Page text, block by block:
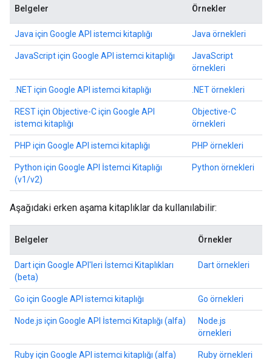
Belgeler Örnekler
Java için Google API istemci kitaplığı Java örnekleri
JavaScript için Google API istemci kitaplığı
JavaScript
örnekleri
.NET için Google API istemci kitaplığı .NET örnekleri
REST için Objective-C için Google API
istemci kitaplığı
Objective-C
örnekleri
PHP için Google API istemci kitaplığı PHP örnekleri
Python için Google API İstemci Kitaplığı
(v1/v2)
Python örnekleri
Aşağıdaki erken aşama kitaplıklar da kullanılabilir:
Belgeler Örnekler
Dart için Google API'leri İstemci Kitaplıkları
(beta)
Dart örnekleri
Go için Google API istemci kitaplığı Go örnekleri
Node.js için Google API İstemci Kitaplığı (alfa)
Node.js
örnekleri
Ruby için Google API istemci kitaplığı (alfa) Ruby örnekleri